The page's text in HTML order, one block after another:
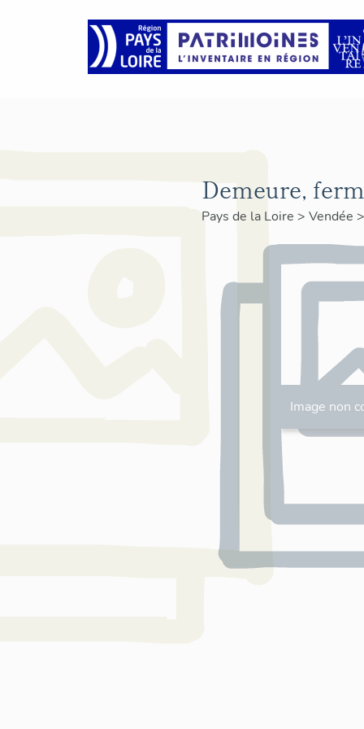
Demeure,
Pays de la Loire > Vendée
Image non